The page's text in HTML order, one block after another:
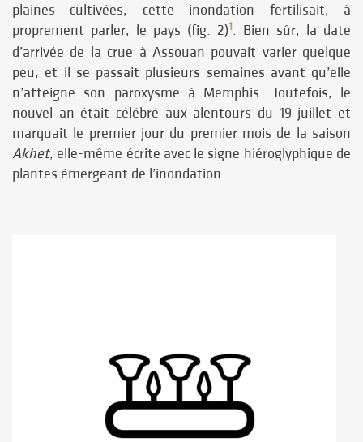
plaines cultivées, cette inondation fertilisait, à
proprement parler, le pays (fig. 2)1. Bien sûr, la date
d’arrivée de la crue à Assouan pouvait varier quelque
peu, et il se passait plusieurs semaines avant qu’elle
n’atteigne son paroxysme à Memphis. Toutefois, le
nouvel an était célébré aux alentours du 19 juillet et
marquait le premier jour du premier mois de la saison
Akhet, elle-même écrite avec le signe hiéroglyphique de
plantes émergeant de l’inondation.